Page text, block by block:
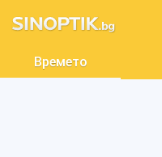
Времето